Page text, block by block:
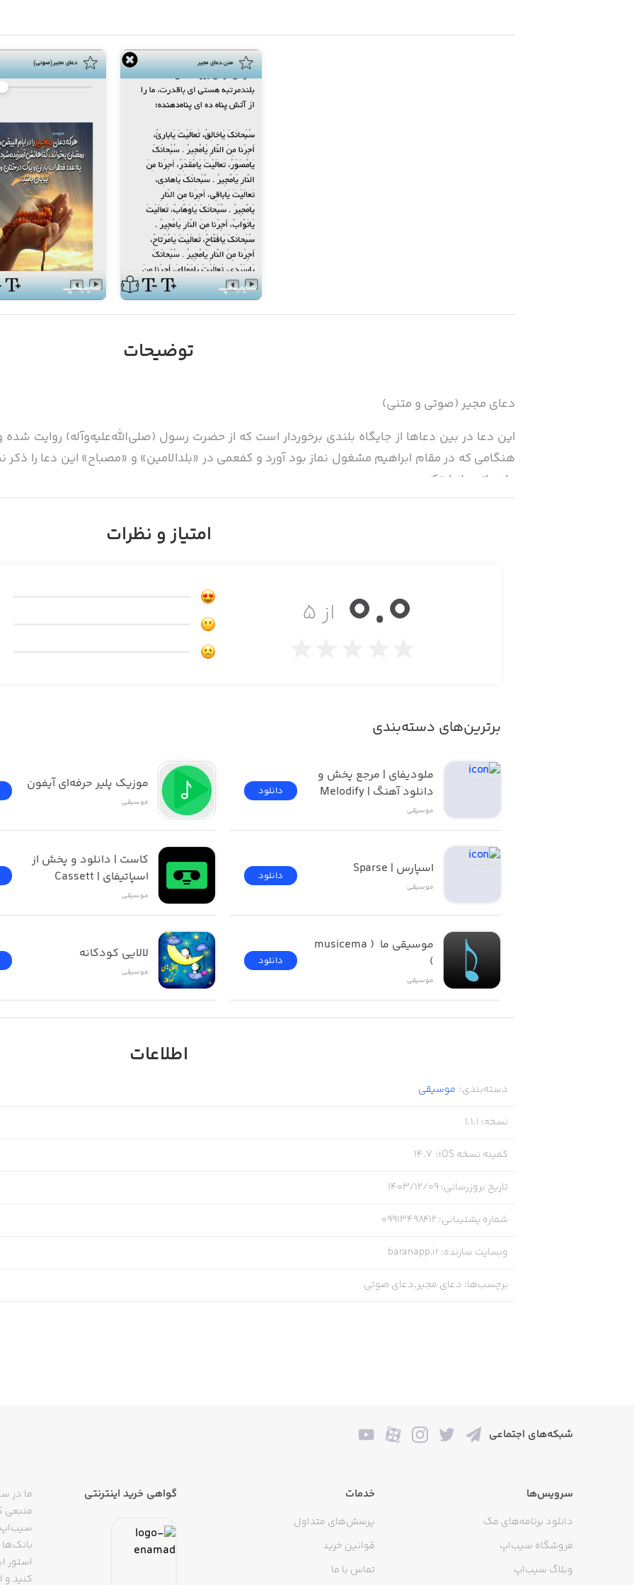
توضیحات
دعای مجیر (صوتی و متنی)
این دعا در بین دعاها از جایگاه بلندی برخوردار است که از حضرت رسول (صلی‌الله‌علیه‌وآله) روایت
هنگامی که در مقام ابراهیم مشغول نماز بود آورد و کفعمی در «بلدالامین» و «مصباح» این دعا را
دارد، از جمله اینکه:
هر که این دعا را در «ایام البیض» [روزهای سیزدهم و چهاردهم و پانزدهم] ماه رمضان بخواند گناهش
امتیاز و نظرات
از ۵ 0.0
برترین‌های دسته‌بندی
دانلود آهنگ | Melodify
موسیقی
دانلود
اسپارس | Sparse
موسیقی
دانلود
)
موسیقی
دانلود
موزیک پلیر حرفه‌ای آیفون
موسیقی
اسپاتیفای | Cassett
موسیقی
لالایی کودکانه
موسیقی
اطلاعات
دسته‌بندی: موسیقی
نسخه:
1.1.1
کمینه نسخه iOS :
14.7
تاریخ بروزرسانی: ۱۴۰۳/۱۲/۰۹
شماره پشتیبانی:
09913498412
وبسایت سازنده:
baranapp.ir
برچسب‌ها: دعای مجیر,دعای صوتی
شبکه‌های اجتماعی
سرویس‌ها
دانلود برنامه‌های مک
فروشگاه سیب‌اپ
وبلاگ سیب‌اپ
خدمات
پرسش‌های متداول
قوانین خرید
تماس با ما
گواهی خرید اینترنتی
ما در
منبعی
سیب‌اپ
استور